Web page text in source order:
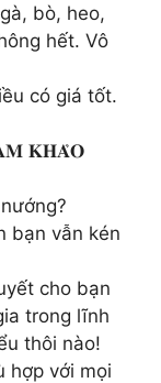
bò, heo,
hết. Vô
có giá tốt.
𝐊𝐇𝐀̉𝐎
bạn vẫn kén
cho bạn
trong lĩnh
thôi nào!
hợp với mọi